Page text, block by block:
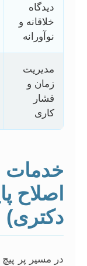
دیدگاه
خلاقانه و
نوآورانه
مدیریت
زمان و
فشار
کاری
خدمات
اصلاح
دکتری)
در مسیر پر پیچ